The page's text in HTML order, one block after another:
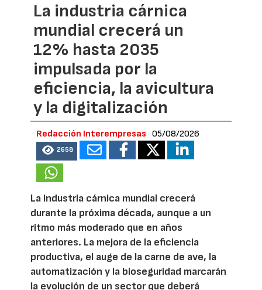
La industria cárnica
mundial crecerá un
12% hasta 2035
impulsada por la
eficiencia, la avicultura
y la digitalización
Redacción Interempresas 05/08/2026
2658
La industria cárnica mundial crecerá
durante la próxima década, aunque a un
ritmo más moderado que en años
anteriores. La mejora de la eficiencia
productiva, el auge de la carne de ave, la
automatización y la bioseguridad marcarán
la evolución de un sector que deberá